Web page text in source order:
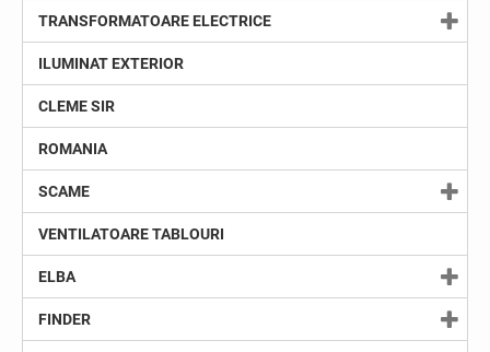
TRANSFORMATOARE ELECTRICE
ILUMINAT EXTERIOR
CLEME SIR
ROMANIA
SCAME
VENTILATOARE TABLOURI
ELBA
FINDER